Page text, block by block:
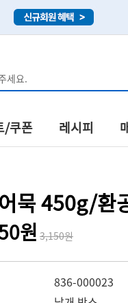
/쿠폰 레시피
묵 450g/환
원 3,150원
836-000023